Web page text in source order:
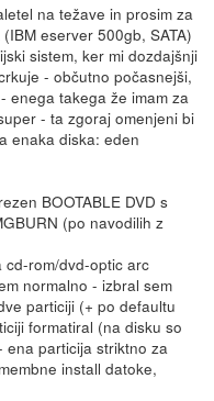
na težave in prosim za
eserver 500gb, SATA)
sistem, ker mi dozdajšnji
- občutno počasnejši,
enega takega že imam za
- ta zgoraj omenjeni bi
enaka diska: eden
BOOTABLE DVD s
(po navodilih z
cd-rom/dvd-optic arc
normalno - izbral sem
particiji (+ po defaultu
formatiral (na disku so
ena particija striktno za
install datoke,